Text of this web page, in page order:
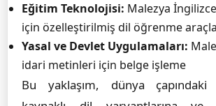
Eğitim Teknolojisi: Malezya
için özelleştirilmiş dil öğrenme
Yasal ve Devlet Uygulamaları:
idari metinleri için belge işleme
Bu yaklaşım, dünya